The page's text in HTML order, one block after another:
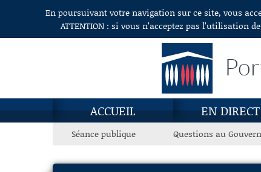
Aller au contenuEn poursuivant votre navigation sur ce site, vous
ATTENTION : si vous n’acceptez pas l’utilisation
ACCUEIL EN DIRECT
Séance publique Questions au